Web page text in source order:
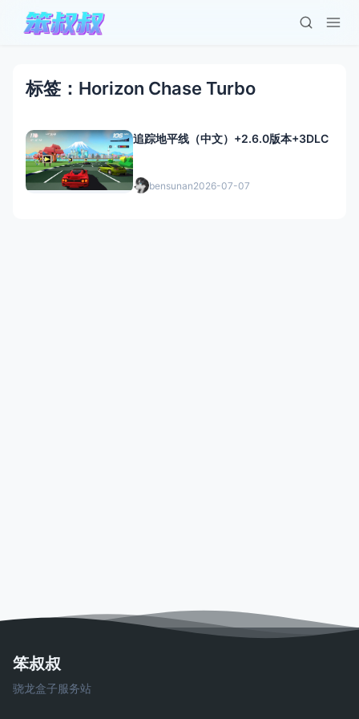
标签：Horizon Chase Turbo
追踪地平线（中文）+2.6.0版本+3DLC
bensunan2026-07-07
笨叔叔
骁龙盒子服务站